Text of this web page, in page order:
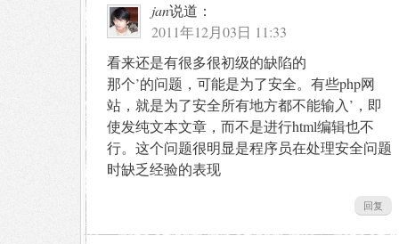
jan说道：
2011年12月03日 11:33
看来还是有很多很初级的缺陷的
那个’的问题，可能是为了安全。有些php网
站，就是为了安全所有地方都不能输入’，即
使发纯文本文章，而不是进行html编辑也不
行。这个问题很明显是程序员在处理安全问题
时缺乏经验的表现
回复